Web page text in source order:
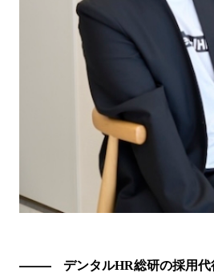
デンタルHR総研の採用